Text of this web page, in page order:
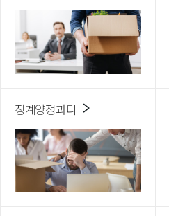
징계양정과다